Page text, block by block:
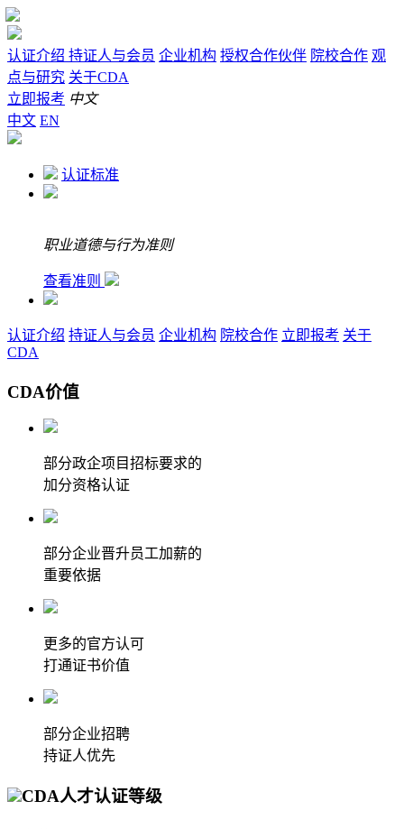
认证介绍 持证人与会员 企业机构 授权合作伙伴 院校合作 观
点与研究 关于CDA
立即报考 中文
中文 EN
认证标准
职业道德与行为准则
查看准则
认证介绍 持证人与会员 企业机构 院校合作 立即报考 关于
CDA
CDA价值
部分政企项目招标要求的
加分资格认证
部分企业晋升员工加薪的
重要依据
更多的官方认可
打通证书价值
部分企业招聘
持证人优先
CDA人才认证等级